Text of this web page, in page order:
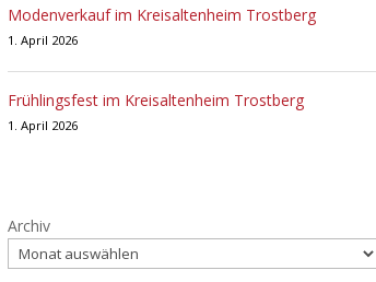
Modenverkauf im Kreisaltenheim Trostberg
1. April 2026
Frühlingsfest im Kreisaltenheim Trostberg
1. April 2026
Archiv